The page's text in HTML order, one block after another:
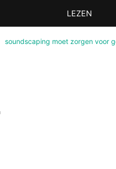
MenuLEZEN
soundscaping moet zorgen voor